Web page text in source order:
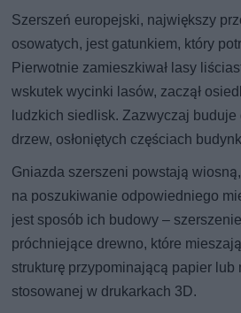
Szerszeń europejski, największy
osowatych, jest gatunkiem, który
Pierwotnie zamieszkiwał lasy
wskutek wycinki lasów, zaczął
ludzkich siedlisk. Zazwyczaj
drzew, osłoniętych częściach
Gniazda szerszeni powstają
na poszukiwanie odpowiedniego
jest sposób ich budowy –
próchniejące drewno, które
strukturę przypominającą papier lub
stosowanej w drukarkach 3D.